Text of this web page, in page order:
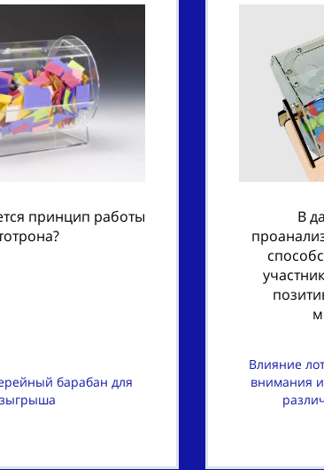
принцип работы
барабан для
В
Влияние
внимания